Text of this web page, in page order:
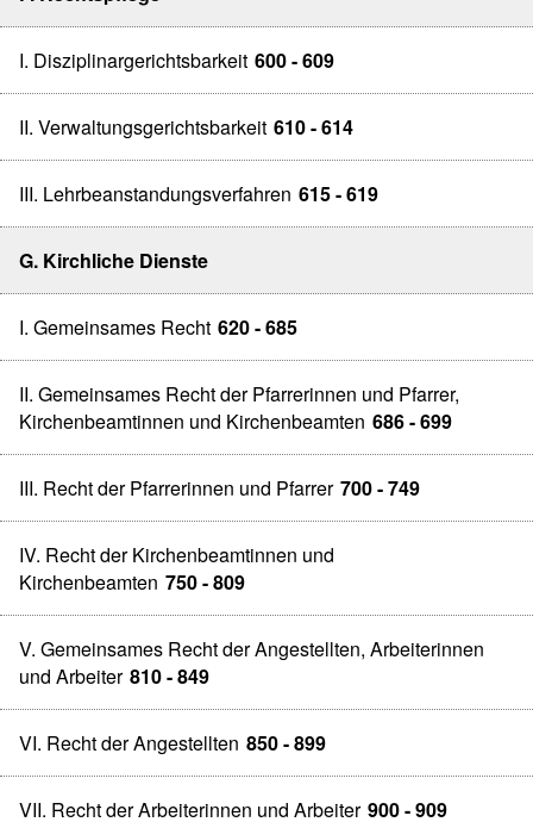
I. Disziplinargerichtsbarkeit 600 - 609
II. Verwaltungsgerichtsbarkeit 610 - 614
III. Lehrbeanstandungsverfahren 615 - 619
G. Kirchliche Dienste
I. Gemeinsames Recht 620 - 685
II. Gemeinsames Recht der Pfarrerinnen und Pfarrer,
Kirchenbeamtinnen und Kirchenbeamten 686 - 699
III. Recht der Pfarrerinnen und Pfarrer 700 - 749
IV. Recht der Kirchenbeamtinnen und
Kirchenbeamten 750 - 809
V. Gemeinsames Recht der Angestellten, Arbeiterinnen
und Arbeiter 810 - 849
VI. Recht der Angestellten 850 - 899
VII. Recht der Arbeiterinnen und Arbeiter 900 - 909